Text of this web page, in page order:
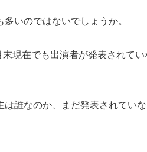
いのではないでしょうか。
現在でも出演者が発表されて
誰なのか、まだ発表されてい